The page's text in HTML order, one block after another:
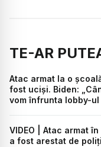
TE-AR
Atac armat la o
fost uciși. Biden:
vom înfrunta lobby-ul
VIDEO | Atac armat
a fost arestat de